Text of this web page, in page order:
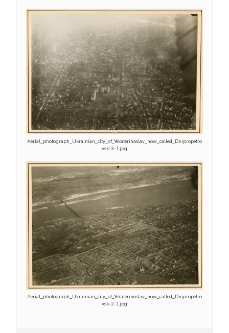
Aerial_photograph_Ukrainian_city_of_Yekaterinoslav_now_called_Dnipropetro
vsk-3-1.jpg
Aerial_photograph_Ukrainian_city_of_Yekaterinoslav_now_called_Dnipropetro
vsk-2-1.jpg